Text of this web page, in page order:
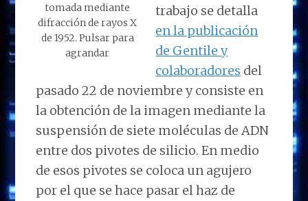
tomada mediante
difracción de rayos X
de 1952. Pulsar para
agrandar
trabajo se detalla
en la publicación
de Gentile y
colaboradores del
pasado 22 de noviembre y consiste en
la obtención de la imagen mediante la
suspensión de siete moléculas de ADN
entre dos pivotes de silicio. En medio
de esos pivotes se coloca un agujero
por el que se hace pasar el haz de